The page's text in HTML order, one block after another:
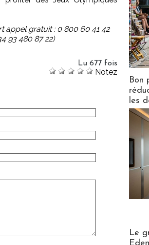
appel gratuit : 0 800 60 41 42
93 480 87 22)
Lu 677 fois
Notez
Bon
les
Le